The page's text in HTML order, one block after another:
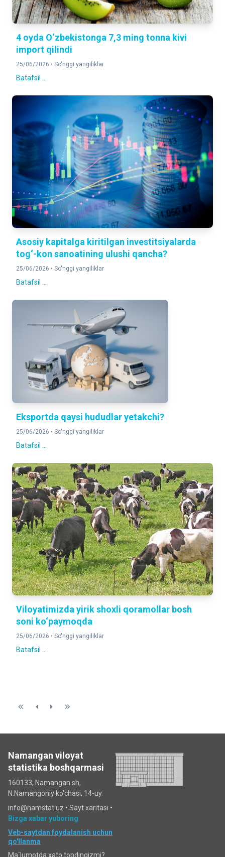
4 oyda O‘zbekistonga 7,3 ming tonna kivi
import qilindi
25/06/2026 • So'nggi yangiliklar
Batafsil ...
Asosiy kapitalga kiritilgan investitsiyalarda
tog‘-kon sanoatining ulushi qancha?
25/06/2026 • So'nggi yangiliklar
Batafsil ...
Eksportda qaysi hududlar yetakchi?
25/06/2026 • So'nggi yangiliklar
Batafsil ...
Viloyatimizda yirik shoxli qoramollar bosh
soni ko‘paymoqda
25/06/2026 • So'nggi yangiliklar
Batafsil ...
Namangan viloyat
statistika boshqarmasi
160133, Namangan sh,
N.Namangoniy ko'chasi, 14-uy.
info@namstat.uz • Sayt xaritasi •
Bizga xabar yuboring
Veb-saytdan foydalanish uchun
qo'llanma
Ma`lumotda xato topdingizmi?